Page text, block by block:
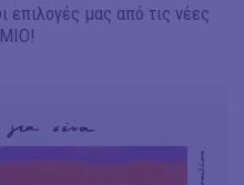
επιλογές μας από τις νέες